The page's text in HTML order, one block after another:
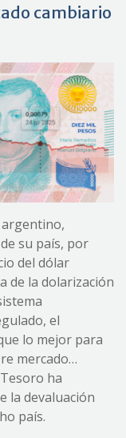
cambiario
su país, por
del dólar
de la dolarización
el
lo mejor para
mercado…
ha
la devaluación
país.